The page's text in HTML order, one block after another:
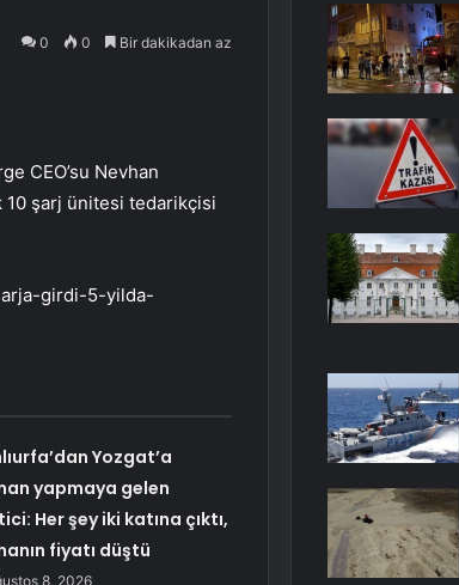
0 0 Bir dakikadan az
CEO’su Nevhan
10 şarj ünitesi tedarikçisi
girdi-5-yilda-
Yozgat’a
yapmaya gelen
Her şey iki katına çıktı,
fiyatı düştü
8, 2026